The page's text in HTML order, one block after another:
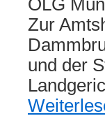
eines
Dritten
OLG
Zur
und der